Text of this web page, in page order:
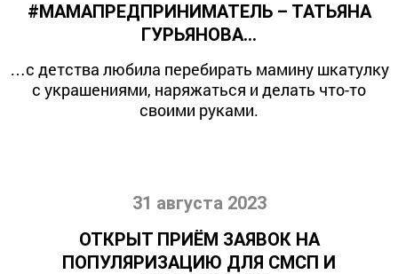
#МАМАПРЕДПРИНИМАТЕЛЬ – ТАТЬЯНА
ГУРЬЯНОВА…
…с детства любила перебирать мамину шкатулку
с украшениями, наряжаться и делать что-то
своими руками.
31 августа 2023
ОТКРЫТ ПРИЁМ ЗАЯВОК НА
ПОПУЛЯРИЗАЦИЮ ДЛЯ СМСП И